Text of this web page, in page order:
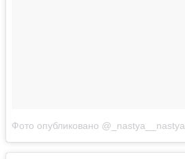
Фото опубликовано @_nastya__nastya